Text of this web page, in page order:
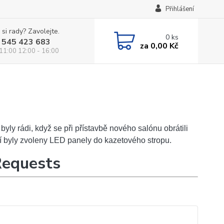
Přihlášení
rady? Zavolejte.
423 683
12:00 - 16:00
0ks
za 0,00 Kč
rádi, když se při přístavbě nového salónu obrátili
zvoleny LED panely do kazetového stropu.